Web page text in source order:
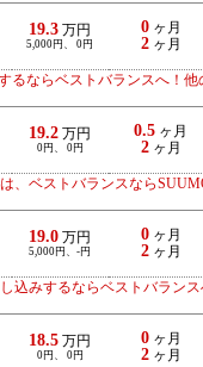
19.3 万円
5,000円、 0円
0ヶ月
2ヶ月
ならベストバランスへ！他
19.2 万円
0円、 0円
0.5 ヶ月
2ヶ月
ベストバランスなら
19.0 万円
5,000円、-円
0ヶ月
2ヶ月
みするならベストバラン
18.5 万円
0円、 0円
0ヶ月
2ヶ月